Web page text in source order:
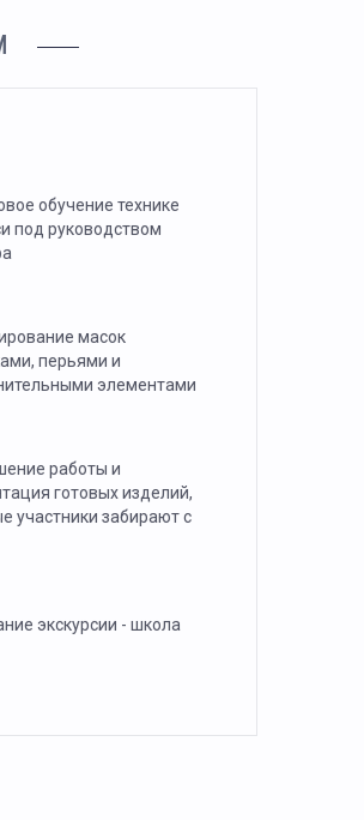
обучение технике
под руководством
масок
перьями и
элементами
работы и
готовых изделий,
участники забирают с
экскурсии - школа